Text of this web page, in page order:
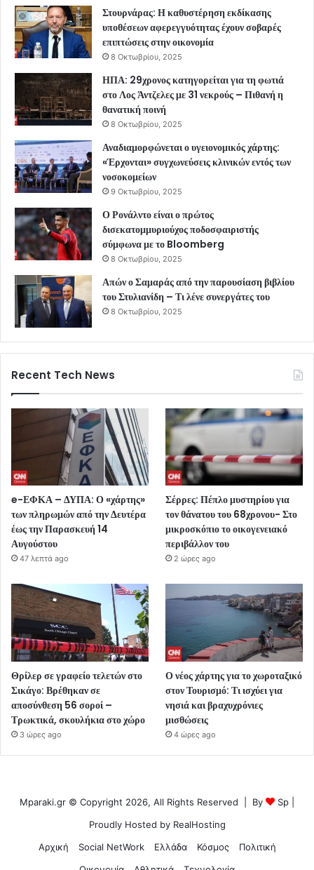
Στουρνάρας: Η καθυστέρηση εκδίκασης
υποθέσεων αφερεγγυότητας έχουν σοβαρές
επιπτώσεις στην οικονομία
8 Οκτωβρίου, 2025
ΗΠΑ: 29χρονος κατηγορείται για τη φωτιά
στο Λος Άντζελες με 31 νεκρούς – Πιθανή η
θανατική ποινή
8 Οκτωβρίου, 2025
Αναδιαμορφώνεται ο υγειονομικός χάρτης:
«Έρχονται» συγχωνεύσεις κλινικών εντός των
νοσοκομείων
9 Οκτωβρίου, 2025
Ο Ρονάλντο είναι ο πρώτος
δισεκατομμυριούχος ποδοσφαιριστής
σύμφωνα με το Bloomberg
8 Οκτωβρίου, 2025
Απών ο Σαμαράς από την παρουσίαση βιβλίου
του Στυλιανίδη – Τι λένε συνεργάτες του
8 Οκτωβρίου, 2025
Recent Tech News
e-ΕΦΚΑ – ΔΥΠΑ: Ο «χάρτης»
των πληρωμών από την Δευτέρα
έως την Παρασκευή 14
Αυγούστου
47 λεπτά ago
Σέρρες: Πέπλο μυστηρίου για
τον θάνατου του 68χρονου- Στο
μικροσκόπιο το οικογενειακό
περιβάλλον του
2 ώρες ago
Θρίλερ σε γραφείο τελετών στο
Σικάγο: Βρέθηκαν σε
αποσύνθεση 56 σοροί –
Τρωκτικά, σκουλήκια στο χώρο
3 ώρες ago
Ο νέος χάρτης για το χωροταξικό
στον Τουρισμό: Τι ισχύει για
νησιά και βραχυχρόνιες
μισθώσεις
4 ώρες ago
Mparaki.gr © Copyright 2026, All Rights Reserved | By Sp
Proudly Hosted by RealHosting
Αρχική
Social NetWork Ελλάδα Κόσμος
Πολιτική